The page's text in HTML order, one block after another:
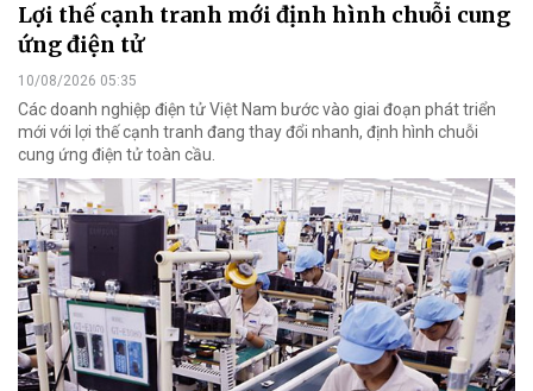
Lợi thế cạnh tranh mới định hình chuỗi cung
ứng điện tử
10/08/2026 05:35
Các doanh nghiệp điện tử Việt Nam bước vào giai đoạn phát triển
mới với lợi thế cạnh tranh đang thay đổi nhanh, định hình chuỗi
cung ứng điện tử toàn cầu.